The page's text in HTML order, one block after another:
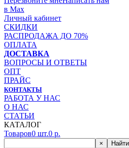
в Max
Личный кабинет
СКИДКИ
РАСПРОДАЖА ДО 70%
ОПЛАТА
ДОСТАВКА
ВОПРОСЫ И ОТВЕТЫ
ОПТ
ПРАЙС
КОНТАКТЫ
РАБОТА У НАС
О НАС
СТАТЬИ
КАТАЛОГ
Товаров0 шт.0 р.
× Найти